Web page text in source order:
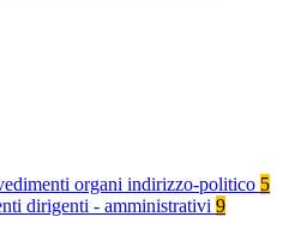
organi indirizzo-politico 5
dirigenti - amministrativi 9